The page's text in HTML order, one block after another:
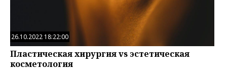
26.10.2022 18:22:00
Пластическая хирургия vs эстетическая
косметология